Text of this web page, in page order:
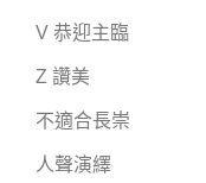
V 恭迎主臨
Z 讚美
不適合長崇
人聲演繹